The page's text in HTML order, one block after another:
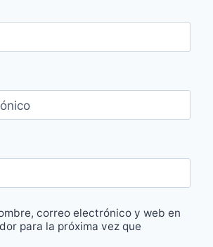
correo electrónico y web en
para la próxima vez que